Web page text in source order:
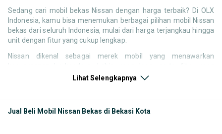
Sedang cari mobil bekas Nissan dengan harga terbaik? Di OLX
Indonesia, kamu bisa menemukan berbagai pilihan mobil Nissan
bekas dari seluruh Indonesia, mulai dari harga terjangkau hingga
unit dengan fitur yang cukup lengkap.
Nissan dikenal sebagai merek mobil yang menawarkan
kompetitif di kelasnya. Hal ini membuat pencarian seperti mobil
Melalui halaman ini, kamu bisa langsung membandingkan
Lihat Selengkapnya
Jual Beli Mobil Nissan Bekas di Bekasi Kota